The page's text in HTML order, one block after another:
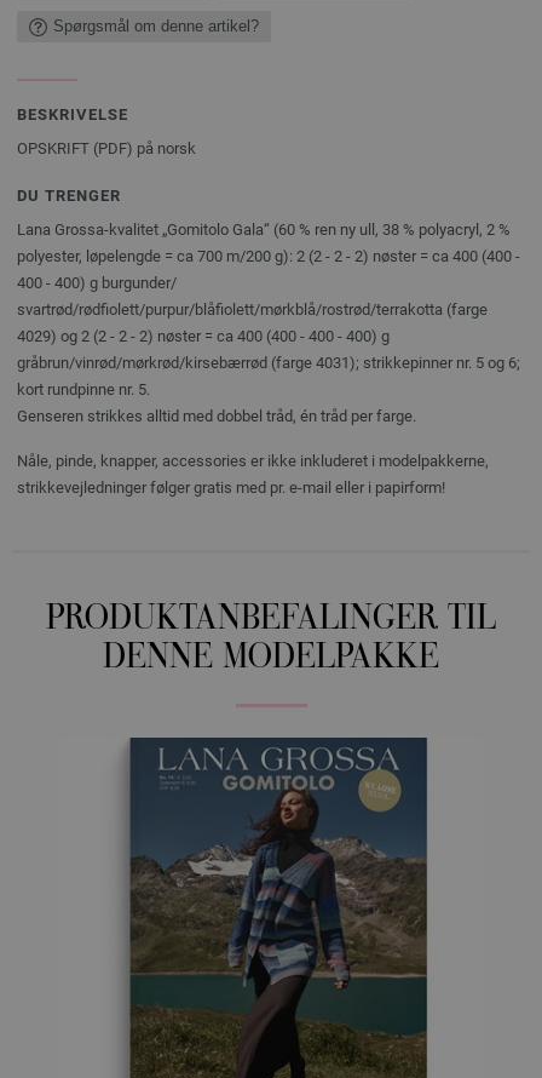
Spørgsmål om denne artikel?
BESKRIVELSE
OPSKRIFT (PDF) på norsk
DU TRENGER
Lana Grossa-kvalitet „Gomitolo Gala“ (60 % ren ny ull, 38 % polyacryl, 2 %
polyester, løpelengde = ca 700 m/200 g): 2 (2 - 2 - 2) nøster = ca 400 (400 -
400 - 400) g burgunder/
svartrød/rødfiolett/purpur/blåfiolett/mørkblå/rostrød/terrakotta (farge
4029) og 2 (2 - 2 - 2) nøster = ca 400 (400 - 400 - 400) g
gråbrun/vinrød/mørkrød/kirsebærrød (farge 4031); strikkepinner nr. 5 og 6;
kort rundpinne nr. 5.
Genseren strikkes alltid med dobbel tråd, én tråd per farge.
Nåle, pinde, knapper, accessories er ikke inkluderet i modelpakkerne,
strikkevejledninger følger gratis med pr. e-mail eller i papirform!
PRODUKTANBEFALINGER TIL
DENNE MODELPAKKE